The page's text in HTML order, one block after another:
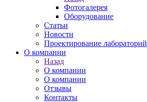
Фотогалерея
Оборудование
Статьи
Новости
Проектирование лабораторий
О компании
Назад
О компании
О компании
Отзывы
Контакты